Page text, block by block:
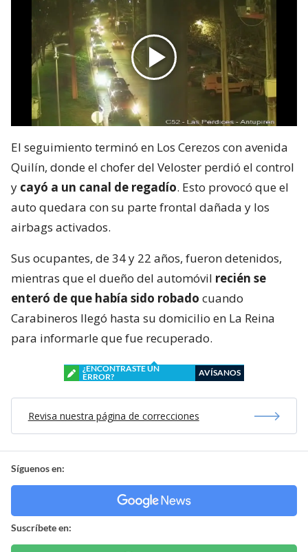
El seguimiento terminó en Los Cerezos con avenida
Quilín, donde el chofer del Veloster perdió el control
y cayó a un canal de regadío. Esto provocó que el
auto quedara con su parte frontal dañada y los
airbags activados.
Sus ocupantes, de 34 y 22 años, fueron detenidos,
mientras que el dueño del automóvil recién se
enteró de que había sido robado cuando
Carabineros llegó hasta su domicilio en La Reina
para informarle que fue recuperado.
¿ENCONTRASTE UN
ERROR?
AVÍSANOS
Revisa nuestra página de correcciones
Síguenos en:
Suscríbete en: